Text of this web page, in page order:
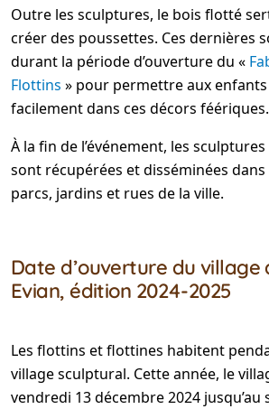
Outre les sculptures, le bois flotté
créer des poussettes. Ces dernières
durant la période d’ouverture du «
Flottins » pour permettre aux
facilement dans ces décors féériques.
À la fin de l’événement, les
sont récupérées et disséminées
parcs, jardins et rues de la ville.
Date d’ouverture du
Evian, édition 2024-2025
Les flottins et flottines habitent
village sculptural. Cette année, le
vendredi 13 décembre 2024 jusqu’au